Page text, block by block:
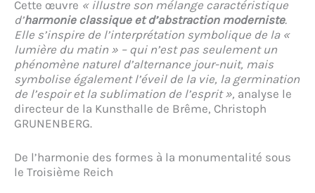
Cette œuvre « illustre son mélange caractéristique
d’harmonie classique et d’abstraction moderniste.
Elle s’inspire de l’interprétation symbolique de la «
lumière du matin » – qui n’est pas seulement un
phénomène naturel d’alternance jour-nuit, mais
symbolise également l’éveil de la vie, la germination
de l’espoir et la sublimation de l’esprit », analyse le
directeur de la Kunsthalle de Brême, Christoph
GRUNENBERG.
De l’harmonie des formes à la monumentalité sous
le Troisième Reich